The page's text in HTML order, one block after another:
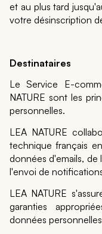
et au plus tard
votre désinscription
Destinataires
Le Service E-
NATURE sont les
personnelles.
LEA NATURE
technique français
données d'emails,
l'envoi de
LEA NATURE
garanties
données